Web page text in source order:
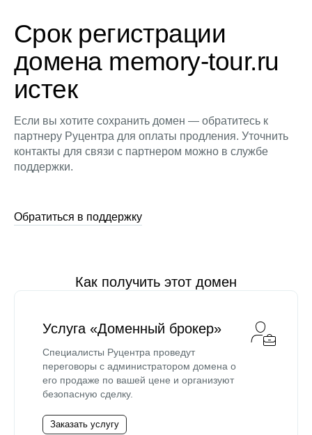
Срок регистрации
домена memory-tour.ru
истек
Если вы хотите сохранить домен — обратитесь к
партнеру Руцентра для оплаты продления. Уточнить
контакты для связи с партнером можно в службе
поддержки.
Обратиться в поддержку
Как получить этот домен
Услуга «Доменный брокер»
Специалисты Руцентра проведут
переговоры с администратором домена о
его продаже по вашей цене и организуют
безопасную сделку.
Заказать услугу